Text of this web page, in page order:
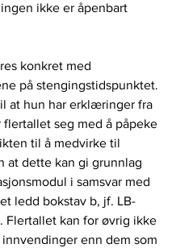
ikke er åpenbart
konkret med
på stengingstidspunktet.
at hun har erklæringer fra
seg med å påpeke
til å medvirke til
at dette kan gi grunnlag
i samsvar med
ledd bokstav b, jf. LB-
Flertallet kan for øvrig ikke
enn dem som